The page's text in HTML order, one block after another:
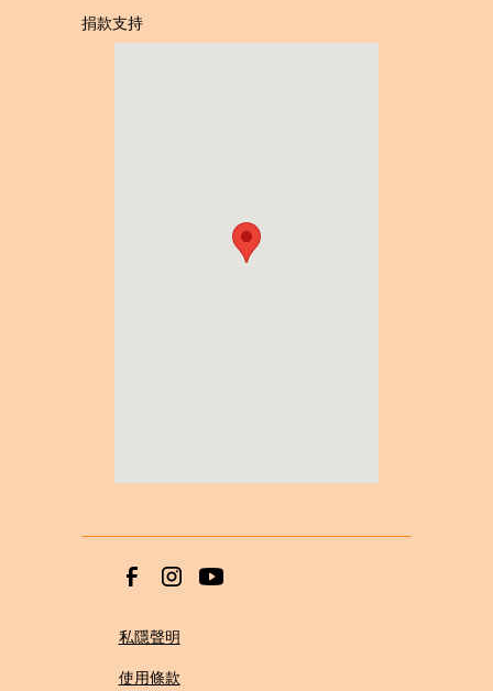
捐款支持
私隱聲明
使用條款